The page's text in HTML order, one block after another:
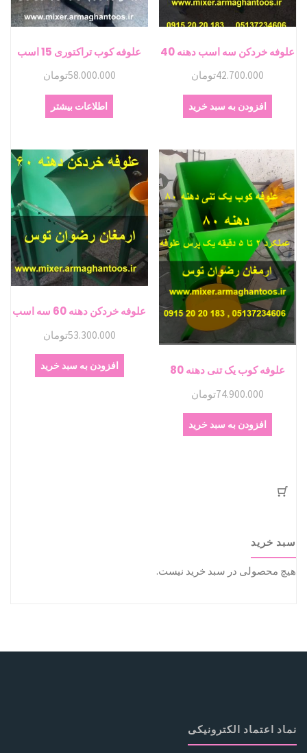
علوفه خردکن سه اسب دهنه 40
42.700.000تومان
افزودن به سبد خرید
علوفه کوب تراکتوری 15 اسب
58.000.000تومان
اطلاعات بیشتر
علوفه کوب یک تنی دهنه 80
74.900.000تومان
افزودن به سبد خرید
علوفه خردکن دهنه 60 سه اسب
53.300.000تومان
افزودن به سبد خرید
سبد خرید
هیچ محصولی در سبد خرید نیست.
نماد اعتماد الکترونیکی